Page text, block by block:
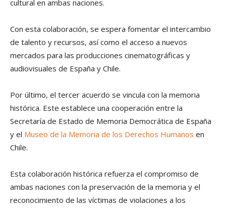
cultural en ambas naciones.
Con esta colaboración, se espera fomentar el intercambio
de talento y recursos, así como el acceso a nuevos
mercados para las producciones cinematográficas y
audiovisuales de España y Chile.
Por último, el tercer acuerdo se vincula con la memoria
histórica. Este establece una cooperación entre la
Secretaría de Estado de Memoria Democrática de España
y el Museo de la Memoria de los Derechos Humanos en
Chile.
Esta colaboración histórica refuerza el compromiso de
ambas naciones con la preservación de la memoria y el
reconocimiento de las víctimas de violaciones a los